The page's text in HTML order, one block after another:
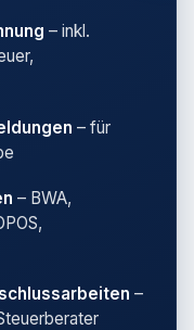
– inkl.
– für
– BWA,
–